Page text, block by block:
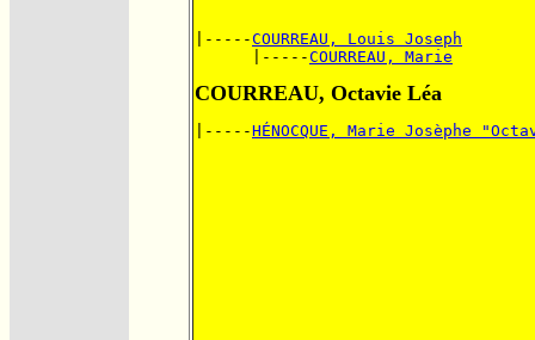
|-----COURREAU, Louis Joseph
      |-----
COURREAU, Marie
COURREAU, Octavie Léa
|-----HÉNOCQUE, Marie Josèphe